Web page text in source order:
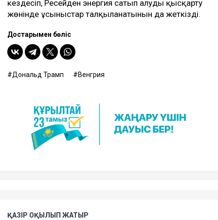
кездесіп, Ресейден энергия сатып алуды қысқарту
жөнінде ұсыныстар талқыланатынын да жеткізді.
Достарыңмен бөліс
Дональд Трамп Венгрия
ҚАЗІР ОҚЫЛЫП ЖАТЫР